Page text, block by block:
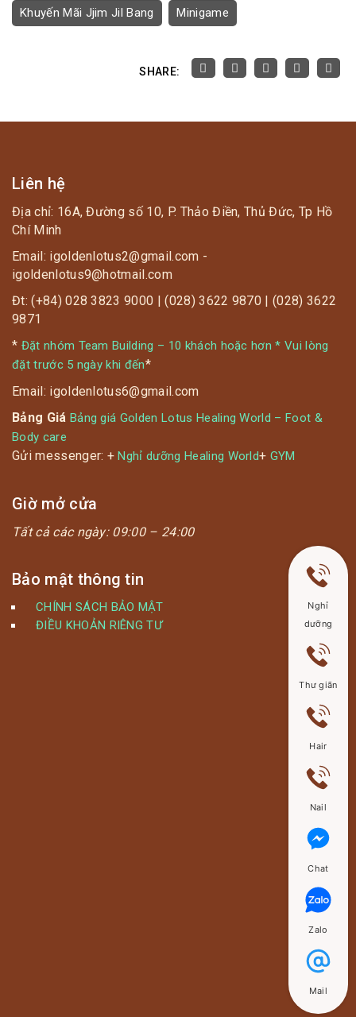
Khuyến Mãi Jjim Jil Bang Minigame
SHARE:
Liên hệ
Địa chỉ: 16A, Đường số 10, P. Thảo Điền, Thủ Đức, Tp Hồ
Chí Minh
Email: igoldenlotus2@gmail.com -
igoldenlotus9@hotmail.com
Đt: (+84) 028 3823 9000 | (028) 3622 9870 | (028) 3622
9871
* Đặt nhóm Team Building – 10 khách hoặc hơn * Vui lòng
đặt trước 5 ngày khi đến*
Email: igoldenlotus6@gmail.com
Bảng Giá Bảng giá Golden Lotus Healing World – Foot &
Body care
Gửi messenger: +Nghỉ dưỡng Healing World+ GYM
Giờ mở cửa
Tất cả các ngày: 09:00 – 24:00
Bảo mật thông tin
CHÍNH SÁCH BẢO MẬT
ĐIỀU KHOẢN RIÊNG TƯ
Nghỉ
dưỡng
Thư giãn
Hair
Nail
Chat
Zalo
Mail